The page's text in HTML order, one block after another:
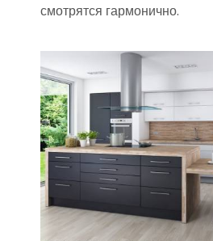
смотрятся гармонично.